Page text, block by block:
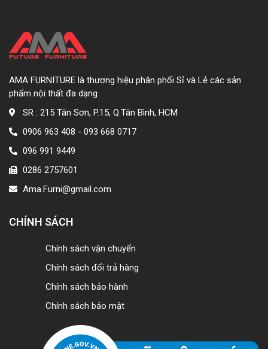
AMA FURNITURE là thương hiệu phân phối Sỉ và Lẻ các sản
phẩm nội thất đa dạng
SR : 215 Tân Sơn, P.15, Q.Tân Bình, HCM
0906 963 408 - 093 668 0717
096 991 9449
0286 2757601
Ama.Furni@gmail.com
CHÍNH SÁCH
Chính sách vận chuyển
Chính sách đổi trả hàng
Chính sách bảo hành
Chính sách bảo mật